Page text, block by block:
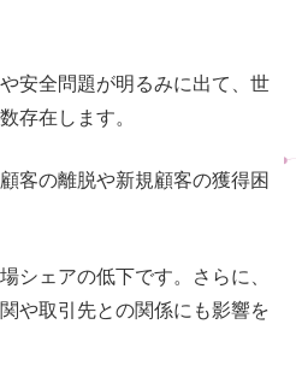
安全問題が明るみに出て、世
存在します。
客の離脱や新規顧客の獲得困
シェアの低下です。さらに、
や取引先との関係にも影響を